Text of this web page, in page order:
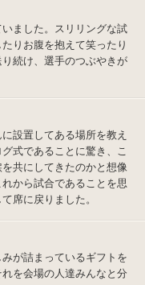
ました。スリリングな試
りお腹を抱えて笑ったり
続け、選手のつぶやきが
設置してある場所を教え
式であることに驚き、こ
共にしてきたのかと想像
から試合であることを思
席に戻りました。
が詰まっているギフトを
を会場の人達みんなと分